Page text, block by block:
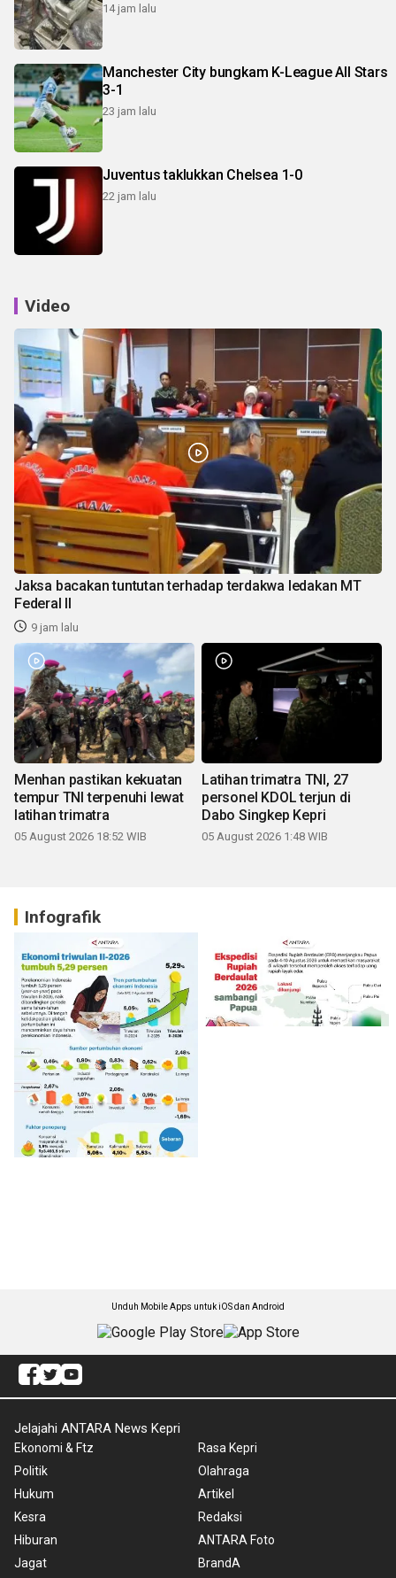
14 jam lalu
Manchester City bungkam K-League All Stars
3-1
23 jam lalu
Juventus taklukkan Chelsea 1-0
22 jam lalu
Video
Jaksa bacakan tuntutan terhadap terdakwa ledakan MT
Federal II
9 jam lalu
Menhan pastikan kekuatan
tempur TNI terpenuhi lewat
latihan trimatra
05 August 2026 18:52 WIB
Latihan trimatra TNI, 27
personel KDOL terjun di
Dabo Singkep Kepri
05 August 2026 1:48 WIB
Infografik
Unduh Mobile Apps untuk iOS dan Android
Jelajahi ANTARA News Kepri
Ekonomi & Ftz
Politik
Hukum
Kesra
Hiburan
Jagat
Rasa Kepri
Olahraga
Artikel
Redaksi
ANTARA Foto
BrandA